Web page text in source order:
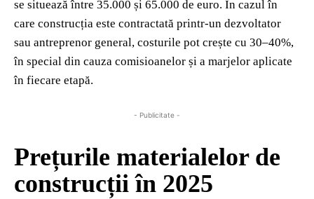
se situează între 35.000 și 65.000 de euro. În cazul în
care construcția este contractată printr-un dezvoltator
sau antreprenor general, costurile pot crește cu 30–40%,
în special din cauza comisioanelor și a marjelor aplicate
în fiecare etapă.
- Publicitate -
Prețurile materialelor de
construcții în 2025